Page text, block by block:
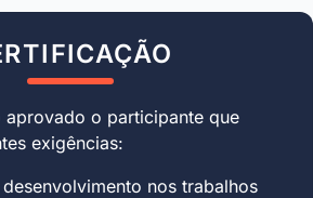
aprovado o participante que
exigências:
nos trabalhos